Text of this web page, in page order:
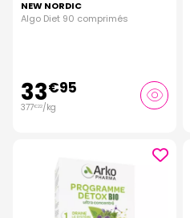
NEW NORDIC
Algo Diet 90 comprimés
33€95
377€22/kg